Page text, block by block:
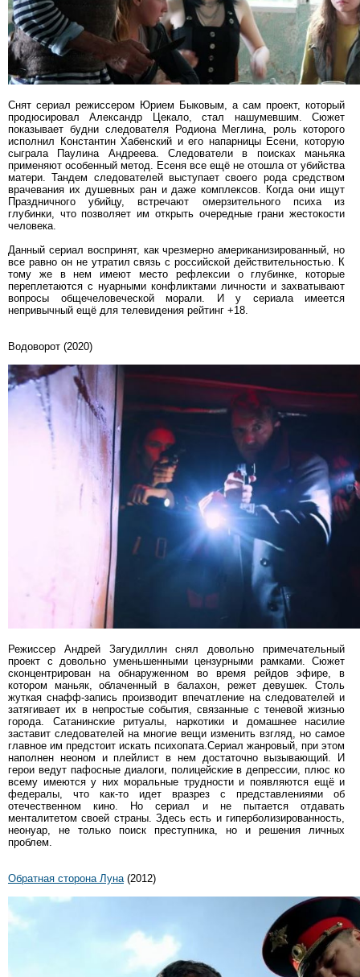
Снят сериал режиссером Юрием Быковым, а сам проект, который
продюсировал Александр Цекало, стал нашумевшим. Сюжет
показывает будни следователя Родиона Меглина, роль которого
исполнил Константин Хабенский и его напарницы Есени, которую
сыграла Паулина Андреева. Следователи в поисках маньяка
применяют особенный метод. Есеня все ещё не отошла от убийства
матери. Тандем следователей выступает своего рода средством
врачевания их душевных ран и даже комплексов. Когда они ищут
Праздничного убийцу, встречают омерзительного психа из
глубинки, что позволяет им открыть очередные грани жестокости
человека.
Данный сериал воспринят, как чрезмерно американизированный, но
все равно он не утратил связь с российской действительностью. К
тому же в нем имеют место рефлексии о глубинке, которые
переплетаются с нуарными конфликтами личности и захватывают
вопросы общечеловеческой морали. И у сериала имеется
непривычный ещё для телевидения рейтинг +18.
Водоворот (2020)
Режиссер Андрей Загудиллин снял довольно примечательный
проект с довольно уменьшенными цензурными рамками. Сюжет
сконцентрирован на обнаруженном во время рейдов эфире, в
котором маньяк, облаченный в балахон, режет девушек. Столь
жуткая снафф-запись производит впечатление на следователей и
затягивает их в непростые события, связанные с теневой жизнью
города. Сатанинские ритуалы, наркотики и домашнее насилие
заставит следователей на многие вещи изменить взгляд, но самое
главное им предстоит искать психопата.Сериал жанровый, при этом
наполнен неоном и плейлист в нем достаточно вызывающий. И
герои ведут пафосные диалоги, полицейские в депрессии, плюс ко
всему имеются у них моральные трудности и появляются ещё и
федералы, что как-то идет вразрез с представлениями об
отечественном кино. Но сериал и не пытается отдавать
менталитетом своей страны. Здесь есть и гиперболизированность,
неонуар, не только поиск преступника, но и решения личных
проблем.
Обратная сторона Луна(2012)